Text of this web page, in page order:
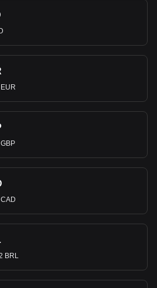
匯款流入。這些匯款兌換成巴爾博亞
有助於經濟穩定。
少 PAB。
BRL